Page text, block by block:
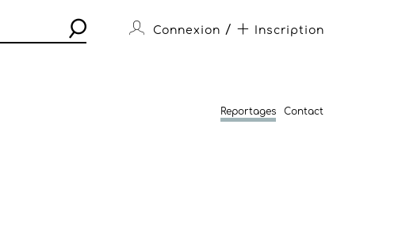
Connexion / Inscription
Reportages Contact